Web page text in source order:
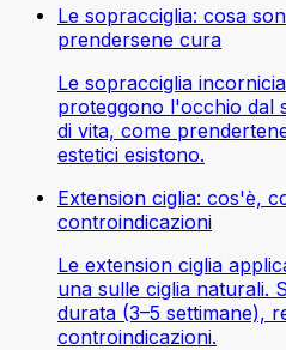
Le sopracciglia: cosa
prendersene cura
Le sopracciglia
proteggono l'occhio dal
di vita, come
estetici esistono.
Extension ciglia: cos'è,
controindicazioni
Le extension ciglia
una sulle ciglia naturali.
durata (3–5 settimane),
controindicazioni.